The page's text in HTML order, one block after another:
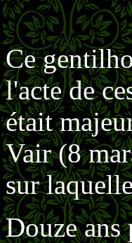
Ce
l'acte de
était
Vair (8
sur
Douze